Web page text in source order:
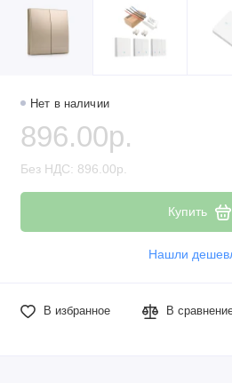
Нет в наличии
896.00р.
Без НДС: 896.00р.
Купить
Нашли
В избранное В